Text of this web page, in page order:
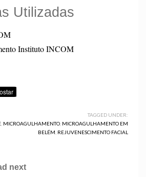
Utilizadas
Instituto INCOM
TAGGED UNDER:
MICROAGULHAMENTO MICROAGULHAMENTO EM
BELÉM REJUVENESCIMENTO FACIAL
next